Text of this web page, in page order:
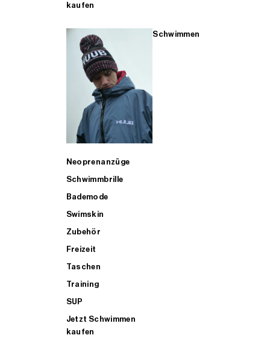
kaufen
Schwimmen
Neoprenanzüge
Schwimmbrille
Bademode
Swimskin
Zubehör
Freizeit
Taschen
Training
SUP
Jetzt Schwimmen
kaufen